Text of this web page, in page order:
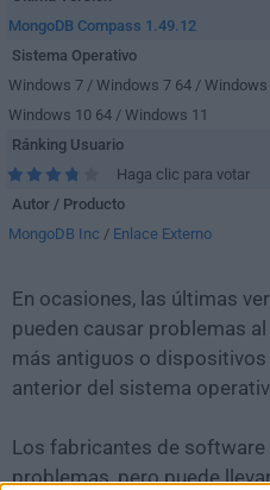
MongoDB Compass 1.49.12
Sistema Operativo
Windows 7 / Windows 7 64 /
Windows 10 64 / Windows 11
Ránking Usuario
Haga clic para votar
Autor / Producto
MongoDB Inc / Enlace Externo
En ocasiones, las últimas
pueden causar problemas
más antiguos o dispositivos
anterior del sistema
Los fabricantes de
problemas, pero puede